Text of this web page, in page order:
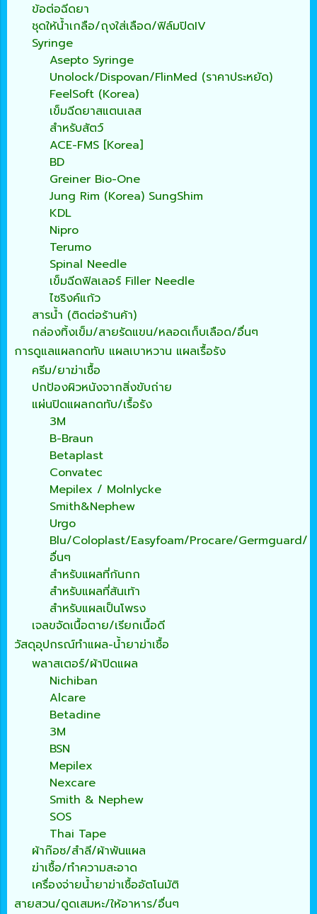
ข้อต่อฉีดยา
ชุดให้น้ำเกลือ/ถุงใส่เลือด/ฟิล์มปิดIV
Syringe
Asepto Syringe
Unolock/Dispovan/FlinMed (ราคาประหยัด)
FeelSoft (Korea)
เข็มฉีดยาสแตนเลส
สำหรับสัตว์
ACE-FMS [Korea]
BD
Greiner Bio-One
Jung Rim (Korea) SungShim
KDL
Nipro
Terumo
Spinal Needle
เข็มฉีดฟิลเลอร์ Filler Needle
ไซริงค์แก้ว
สารน้ำ (ติดต่อร้านค้า)
กล่องทิ้งเข็ม/สายรัดแขน/หลอดเก็บเลือด/อื่นๆ
การดูแลแผลกดทับ แผลเบาหวาน แผลเรื้อรัง
ครีม/ยาฆ่าเชื้อ
ปกป้องผิวหนังจากสิ่งขับถ่าย
แผ่นปิดแผลกดทับ/เรื้อรัง
3M
B-Braun
Betaplast
Convatec
Mepilex / Molnlycke
Smith&Nephew
Urgo
Blu/Coloplast/Easyfoam/Procare/Germguard/
อื่นๆ
สำหรับแผลที่ก้นกก
สำหรับแผลที่ส้นเท้า
สำหรับแผลเป็นโพรง
เจลขจัดเนื้อตาย/เรียกเนื้อดี
วัสดุอุปกรณ์ทำแผล-น้ำยาฆ่าเชื้อ
พลาสเตอร์/ผ้าปิดแผล
Nichiban
Alcare
Betadine
3M
BSN
Mepilex
Nexcare
Smith & Nephew
SOS
Thai Tape
ผ้าก๊อซ/สำลี/ผ้าพันแผล
ฆ่าเชื้อ/ทำความสะอาด
เครื่องจ่ายน้ำยาฆ่าเชื้ออัตโนมัติ
สายสวน/ดูดเสมหะ/ให้อาหาร/อื่นๆ